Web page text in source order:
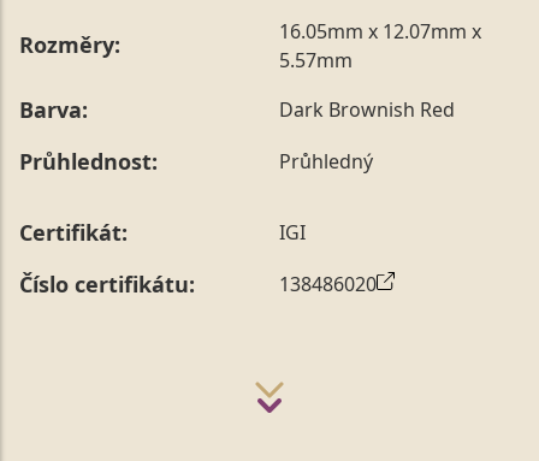
Rozměry:
16.05mm x 12.07mm x
5.57mm
Barva: Dark Brownish Red
Průhlednost: Průhledný
Certifikát: IGI
Číslo certifikátu: 138486020